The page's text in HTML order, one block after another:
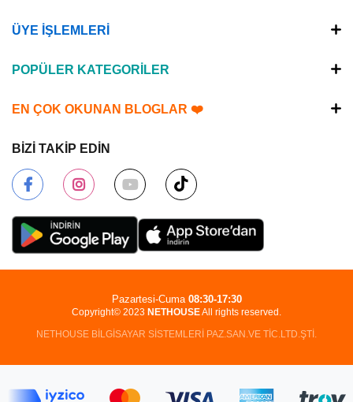
ÜYE İŞLEMLERİ
POPÜLER KATEGORİLER
EN ÇOK OKUNAN BLOGLAR ❤️
BİZİ TAKİP EDİN
Copyright© 2023 NETHOUSEAll rights reserved.
NETHOUSE BİLGİSAYAR SİSTEMLERİ PAZ.SAN.VE TİC.LTD.ŞTİ.
Pazartesi-Cuma 08:30-17:30